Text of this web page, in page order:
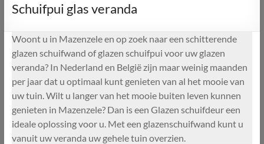
Schuifpui glas veranda
Woont u in Mazenzele en op zoek naar een schitterende
glazen schuifwand of glazen schuifpui voor uw glazen
veranda? In Nederland en België zijn maar weinig maanden
per jaar dat u optimaal kunt genieten van al het mooie van
uw tuin. Wilt u langer van het mooie buiten leven kunnen
genieten in Mazenzele? Dan is een Glazen schuifdeur een
ideale oplossing voor u. Met een glazenschuifwand kunt u
vanuit uw veranda uw gehele tuin overzien.